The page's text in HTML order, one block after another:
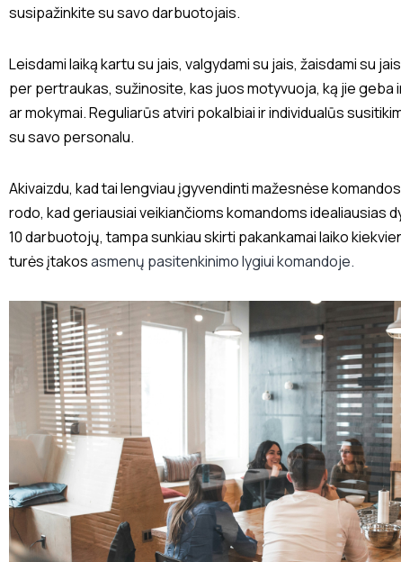
susipažinkite su savo darbuotojais.
Leisdami laiką kartu su jais, valgydami su jais, žaisdami su
per pertraukas, sužinosite, kas juos motyvuoja, ką jie geba
ar mokymai. Reguliarūs atviri pokalbiai ir individualūs
su savo personalu.
Akivaizdu, kad tai lengviau įgyvendinti mažesnėse
rodo, kad geriausiai veikiančioms komandoms idealiausias
10 darbuotojų, tampa sunkiau skirti pakankamai laiko
turės įtakosasmenų pasitenkinimo lygiui komandoje.